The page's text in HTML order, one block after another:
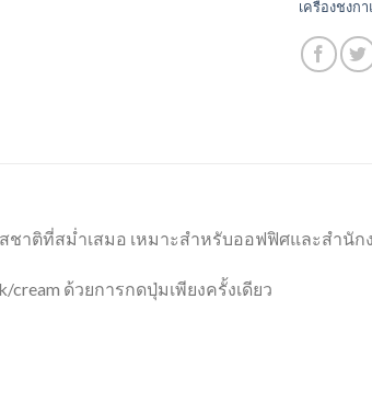
เครื่องชงก
สชาติที่สม่ำเสมอ เหมาะสำหรับออฟฟิศและสำนั
cream ด้วยการกดปุ่มเพียงครั้งเดียว